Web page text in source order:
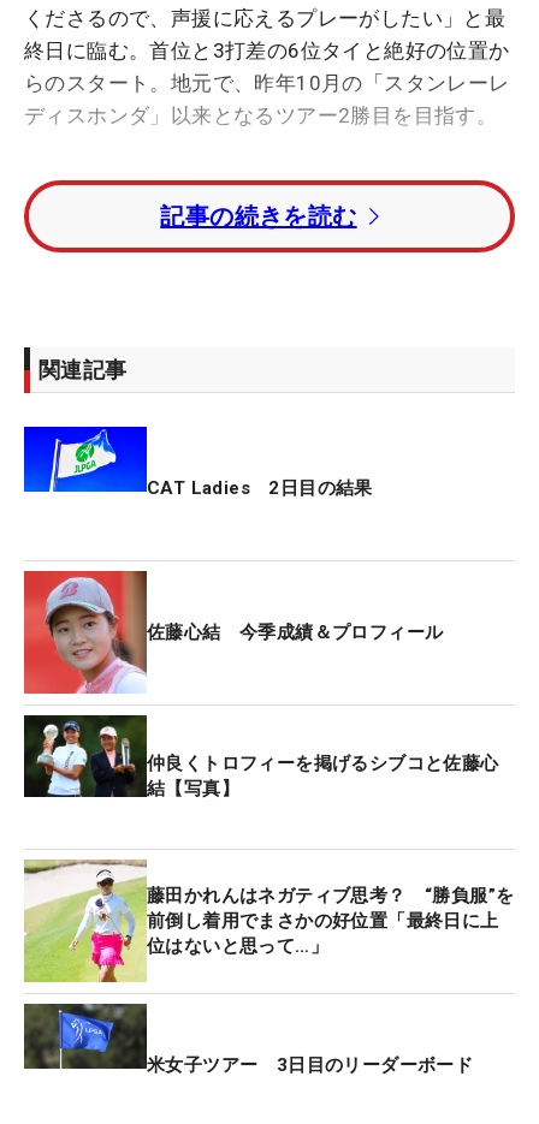
くださるので、声援に応えるプレーがしたい」と最
終日に臨む。首位と3打差の6位タイと絶好の位置か
らのスタート。地元で、昨年10月の「スタンレーレ
ディスホンダ」以来となるツアー2勝目を目指す。
8位タイの好位置から出た2日目、佐藤は1番パー5で
バンカーからの3打目を1メートルに寄せてバーディ
発進。2番も取って、連続バーディを奪うなど、前
後半も出だしの10番でバーディを奪ったが、この直
後から失速。「11番で2メートルちょっとのパーパ
てなくなりました」。終盤には3パットのボギーを
喫するなど、インは2オーバーの「38」だった。
「60台で回りたかったんですけど、しっかり伸ばし
て上位に残れたのは良かったと思います。周りもそ
れほど伸びていないので、そこはポジティブに考え
たいですね」。最終日は第2ラウンドで苦しんだイ
ンをいかに攻略するかがカギを握りそうだ。
今大会のキャディは大学生の兄・俊貴さんが務め
る。「毎年、2～3試合担いでくれていて、今年も今
ので、毎年恒例にみたいになっていますね」。ボギ
ーを打った後などにはポジティブな兄の言葉が気持
ちを切り替えるきっかけになっているという。
初出場の22年は最終日を5位で迎えたものの、最終
的には15位フィニッシュ。昨年も4位から16位へと
最終日に順位を落とした。「昨年の最終日はけっこ
記事の続きを読む
関連記事
CAT Ladies 2日目の結果
佐藤心結 今季成績＆プロフィール
仲良くトロフィーを掲げるシブコと佐藤心
結【写真】
藤田かれんはネガティブ思考？ “勝負服”を
前倒し着用でまさかの好位置「最終日に上
位はないと思って…」
米女子ツアー 3日目のリーダーボード